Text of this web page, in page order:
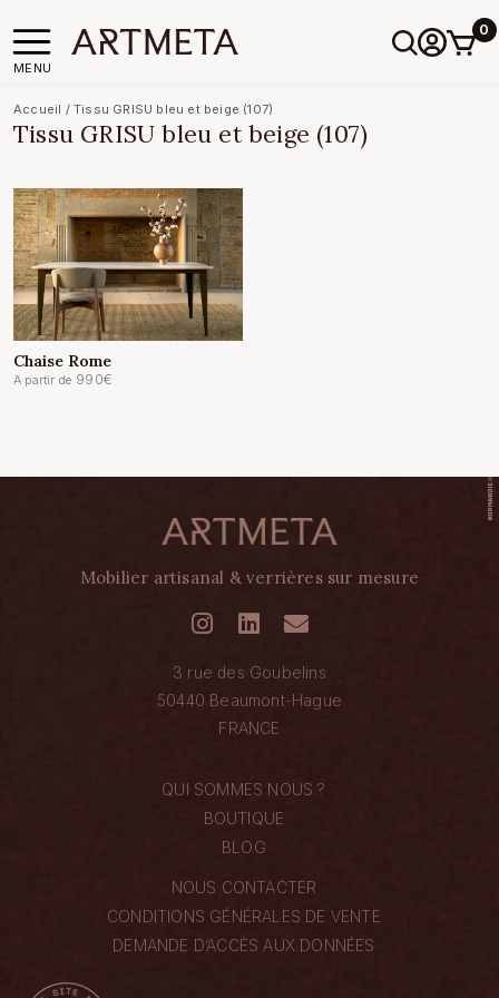
MENU
0
Accueil /Tissu GRISU bleu et beige (107)
Tissu GRISU bleu et beige (107)
Chaise Rome
A partir de 990€
Mobilier artisanal & verrières sur mesure
3 rue des Goubelins
50440 Beaumont-Hague
FRANCE
QUI SOMMES NOUS ?
BOUTIQUE
BLOG
NOUS CONTACTER
CONDITIONS GÉNÉRALES DE VENTE
DEMANDE D’ACCÈS AUX DONNÉES